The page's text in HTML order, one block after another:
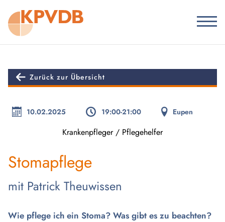
Zurück zur Übersicht
10.02.2025 19:00-21:00 Eupen
Krankenpfleger / Pflegehelfer
Stomapflege
mit Patrick Theuwissen
Wie pflege ich ein Stoma? Was gibt es zu beachten?